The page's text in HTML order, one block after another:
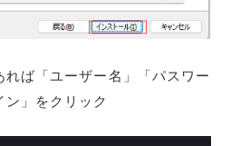
ば「ユーザー名」「パスワー
ン」をクリック